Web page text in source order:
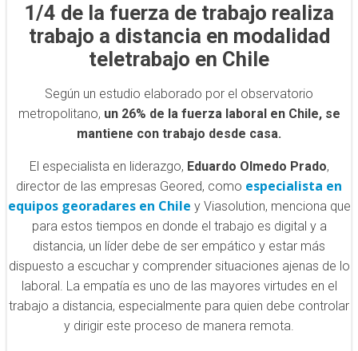
1/4 de la fuerza de trabajo realiza
trabajo a distancia en modalidad
teletrabajo en Chile
Según un estudio elaborado por el observatorio
metropolitano, un 26% de la fuerza laboral en Chile, se
mantiene con trabajo desde casa.
El especialista en liderazgo, Eduardo Olmedo Prado,
director de las empresas Geored, como especialista en
equipos georadares en Chile y Viasolution, menciona que
para estos tiempos en donde el trabajo es digital y a
distancia, un líder debe de ser empático y estar más
dispuesto a escuchar y comprender situaciones ajenas de lo
laboral. La empatía es uno de las mayores virtudes en el
trabajo a distancia, especialmente para quien debe controlar
y dirigir este proceso de manera remota.